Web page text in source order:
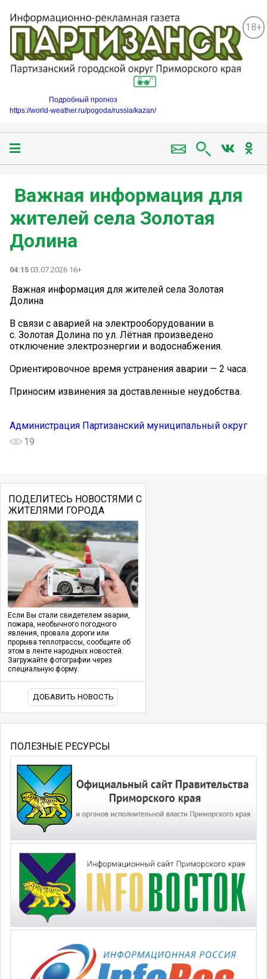
18+
Подробный прогноз
https://world-weather.ru/pogoda/russia/kazan/
️ Важная информация для
жителей села Золотая
Долина ️
04:15 03.07.2026 16+
️ Важная информация для жителей села Золотая
Долина ️
В связи с аварией на электрооборудовании в
с. Золотая Долина по ул. Лётная произведено
отключение электроэнергии и водоснабжения.
Ориентировочное время устранения аварии — 2 часа.
Приносим извинения за доставленные неудобства.
Администрация Партизанский муниципальный округ
19
ПОДЕЛИТЕСЬ НОВОСТЯМИ С
ЖИТЕЛЯМИ ГОРОДА
Если Вы стали свидетелем аварии,
пожара, необычного погодного
явления, провала дороги или
прорыва теплотрассы, сообщите об
этом в ленте народных новостей.
Загружайте фотографии через
специальную форму.
ДОБАВИТЬ НОВОСТЬ
ПОЛЕЗНЫЕ РЕСУРСЫ